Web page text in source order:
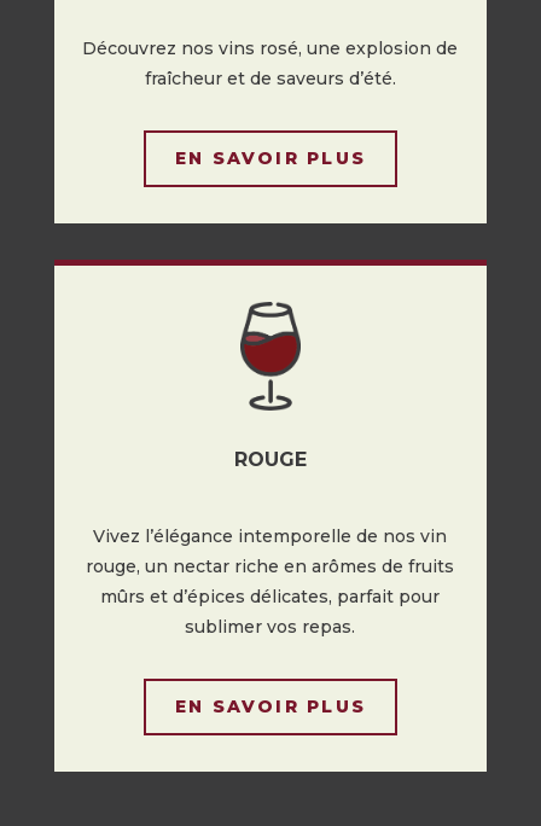
Découvrez nos vins rosé, une explosion de
fraîcheur et de saveurs d’été.
EN SAVOIR PLUS
ROUGE
Vivez l’élégance intemporelle de nos vin
rouge, un nectar riche en arômes de fruits
mûrs et d’épices délicates, parfait pour
sublimer vos repas.
EN SAVOIR PLUS